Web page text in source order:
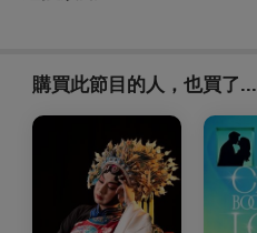
購買此節目的人，也買了...